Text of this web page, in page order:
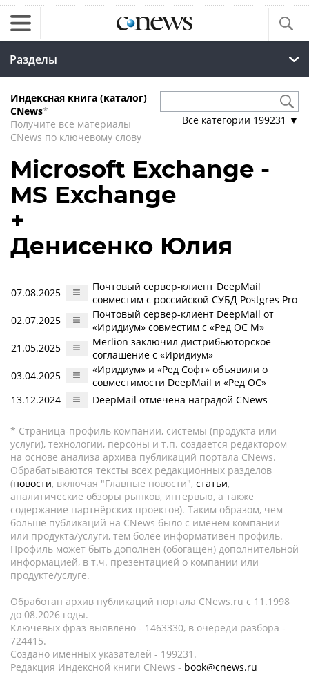
Разделы
Индексная книга (каталог)
CNews*
Получите все материалы
CNews по ключевому слову
Все категории 199231 ▼
Microsoft Exchange -
MS Exchange
+
Денисенко Юлия
07.08.2025
Почтовый сервер-клиент DeepMail
совместим с российской СУБД Postgres Pro
02.07.2025
Почтовый сервер-клиент DeepMail от
«Иридиум» совместим с «Ред ОС М»
21.05.2025
Merlion заключил дистрибьюторское
соглашение с «Иридиум»
03.04.2025
«Иридиум» и «Ред Софт» объявили о
совместимости DeepMail и «Ред ОС»
13.12.2024
DeepMail отмечена наградой CNews
* Страница-профиль компании, системы (продукта или
услуги), технологии, персоны и т.п. создается редактором
на основе анализа архива публикаций портала CNews.
Обрабатываются тексты всех редакционных разделов
(новости, включая "Главные новости", статьи,
аналитические обзоры рынков, интервью, а также
содержание партнёрских проектов). Таким образом, чем
больше публикаций на CNews было с именем компании
или продукта/услуги, тем более информативен профиль.
Профиль может быть дополнен (обогащен) дополнительной
информацией, в т.ч. презентацией о компании или
продукте/услуге.
Обработан архив публикаций портала CNews.ru c 11.1998
до 08.2026 годы.
Ключевых фраз выявлено - 1463330, в очереди разбора -
724415.
Создано именных указателей - 199231.
Редакция Индексной книги CNews - book@cnews.ru